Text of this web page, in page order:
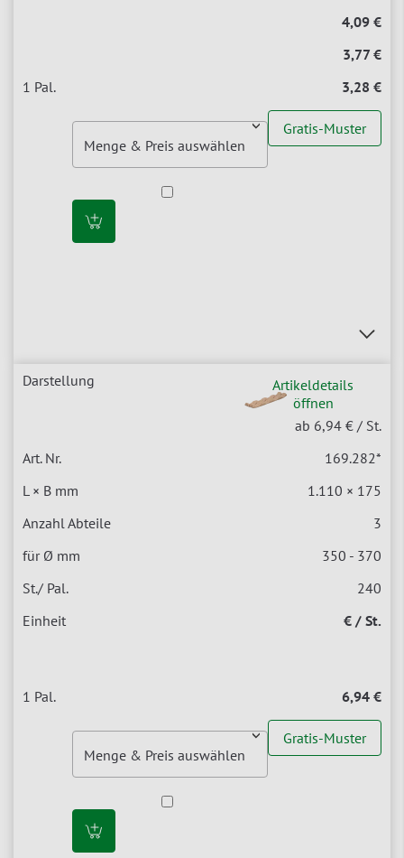
4,09 €
3,77 €
3,28 €
Gratis-Muster
Artikeldetails
öffnen
ab 6,94 € / St.
169.282*
1.110 × 175
3
350 - 370
240
€ / St.
6,94 €
Gratis-Muster